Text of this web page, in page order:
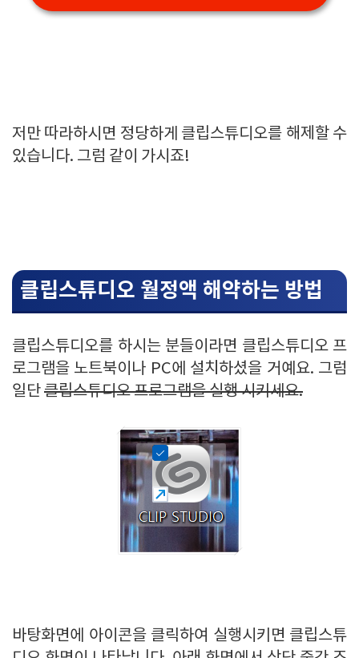
저만 따라하시면 정당하게 클립스튜디오를 해제할 수
있습니다. 그럼 같이 가시죠!
클립스튜디오 월정액 해약하는 방법
클립스튜디오를 하시는 분들이라면 클립스튜디오 프
로그램을 노트북이나 PC에 설치하셨을 거예요. 그럼
일단클립스튜디오 프로그램을 실행 시키세요.
바탕화면에 아이콘을 클릭하여 실행시키면 클립스튜